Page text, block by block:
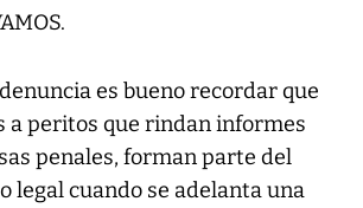
es bueno recordar que
a peritos que rindan informes
penales, forman parte del
legal cuando se adelanta una